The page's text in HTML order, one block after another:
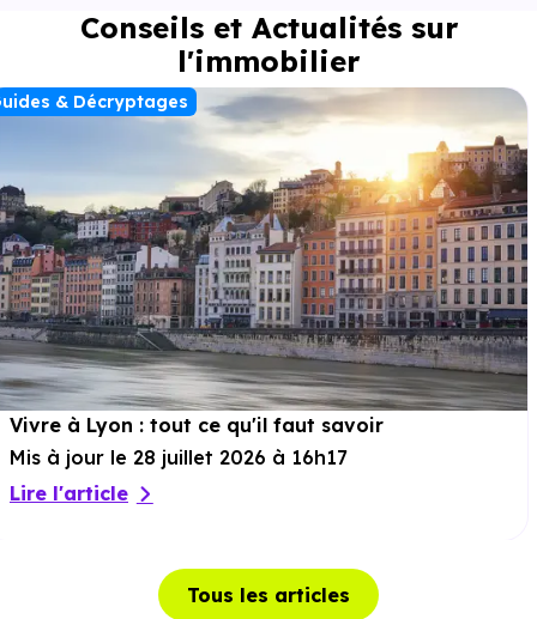
Conseils et Actualités sur
l'immobilier
& Décryptages
Vivre à Lyon : tout ce qu'il faut savoir
Mis à jour le 28 juillet 2026 à 16h17
Lire l'article
Tous les articles